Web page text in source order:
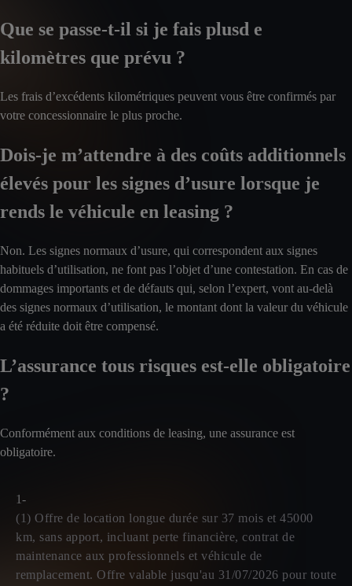
Que se passe-t-il si je fais plusd e
kilomètres que prévu ?
Les frais d’excédents kilométriques peuvent vous être confirmés par
votre concessionnaire le plus proche.
Dois-je m’attendre à des coûts additionnels
élevés pour les signes d’usure lorsque je
rends le véhicule en leasing ?
Non. Les signes normaux d’usure, qui correspondent aux signes
habituels d’utilisation, ne font pas l’objet d’une contestation. En cas de
dommages importants et de défauts qui, selon l’expert, vont au-delà
des signes normaux d’utilisation, le montant dont la valeur du véhicule
a été réduite doit être compensé.
L’assurance tous risques est-elle obligatoire
?
Conformément aux conditions de leasing, une assurance est
obligatoire.
1-
(1) Offre de location longue durée sur 37 mois et 45000
km, sans apport, incluant perte financière, contrat de
maintenance aux professionnels et véhicule de
remplacement. Offre valable jusqu'au 31/07/2026 pour toute